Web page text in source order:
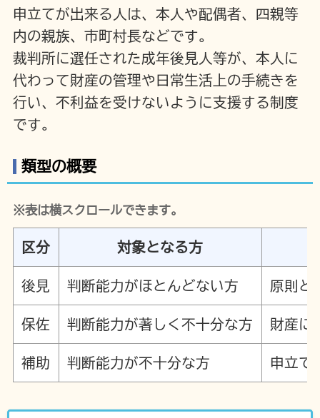
申立てが出来る人は、本人や配偶者、四親等
内の親族、市町村長などです。
裁判所に選任された成年後見人等が、本人に
代わって財産の管理や日常生活上の手続きを
行い、不利益を受けないように支援する制度
です。
類型の概要
※表は横スクロールできます。
区分 対象となる方
後見 判断能力がほとんどない方 原則と
保佐 判断能力が著しく不十分な方 財産に
補助 判断能力が不十分な方 申立て